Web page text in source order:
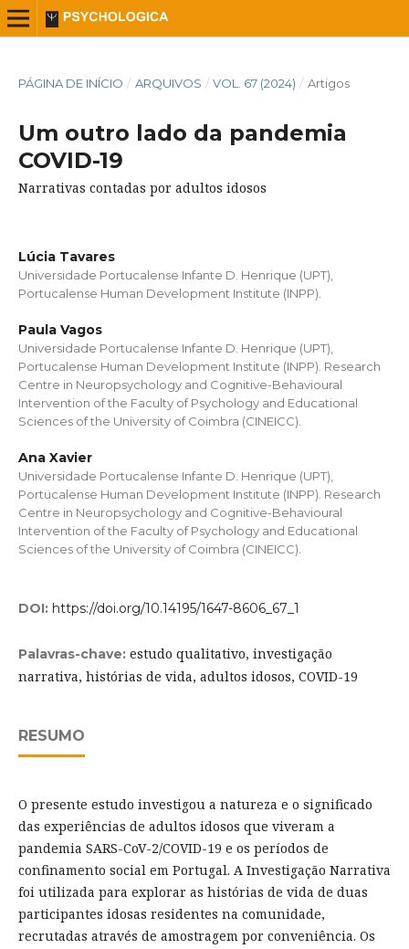
PÁGINA DE INÍCIO / ARQUIVOS / VOL. 67 (2024) / Artigos
Um outro lado da pandemia
COVID-19
Narrativas contadas por adultos idosos
Lúcia Tavares
Universidade Portucalense Infante D. Henrique (UPT),
Portucalense Human Development Institute (INPP).
Paula Vagos
Universidade Portucalense Infante D. Henrique (UPT),
Portucalense Human Development Institute (INPP). Research
Centre in Neuropsychology and Cognitive-Behavioural
Intervention of the Faculty of Psychology and Educational
Sciences of the University of Coimbra (CINEICC).
Ana Xavier
Universidade Portucalense Infante D. Henrique (UPT),
Portucalense Human Development Institute (INPP). Research
Centre in Neuropsychology and Cognitive-Behavioural
Intervention of the Faculty of Psychology and Educational
Sciences of the University of Coimbra (CINEICC).
DOI: https://doi.org/10.14195/1647-8606_67_1
Palavras-chave: estudo qualitativo, investigação
narrativa, histórias de vida, adultos idosos, COVID-19
RESUMO
O presente estudo investigou a natureza e o significado
das experiências de adultos idosos que viveram a
pandemia SARS-CoV-2/COVID-19 e os períodos de
confinamento social em Portugal. A Investigação Narrativa
foi utilizada para explorar as histórias de vida de duas
participantes idosas residentes na comunidade,
recrutadas através de amostragem por conveniência. Os